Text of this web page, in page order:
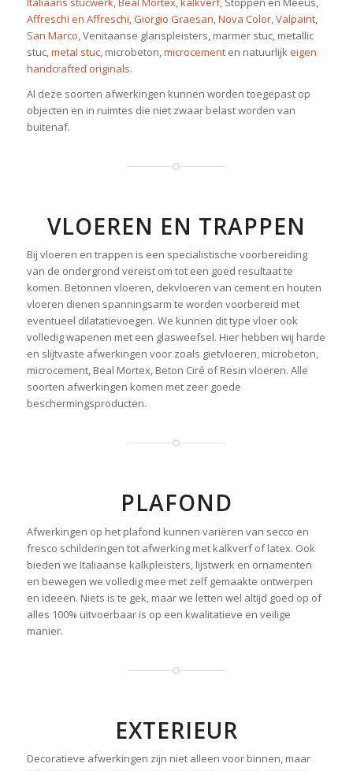
Affreschi en Affreschi,Giorgio Graesan,Nova Color,Valpaint,
San Marco, Venitaanse glanspleisters, marmer stuc, metallic
stuc,metal stuc, microbeton,microcementen natuurlijkeigen
handcrafted originals.
Al deze soorten afwerkingen kunnen worden toegepast op
objecten en in ruimtes die niet zwaar belast worden van
buitenaf.
VLOEREN EN TRAPPEN
Bij vloeren en trappen is een specialistische voorbereiding
van de ondergrond vereist om tot een goed resultaat te
komen. Betonnen vloeren, dekvloeren van cement en houten
vloeren dienen spanningsarm te worden voorbereid met
eventueel dilatatievoegen. We kunnen dit type vloer ook
volledig wapenen met een glasweefsel. Hier hebben wij harde
en slijtvaste afwerkingen voor zoals gietvloeren, microbeton,
microcement, Beal Mortex, Beton Ciré of Resin vloeren. Alle
soorten afwerkingen komen met zeer goede
beschermingsproducten.
PLAFOND
Afwerkingen op het plafond kunnen variëren van secco en
fresco schilderingen tot afwerking met kalkverf of latex. Ook
bieden we Italiaanse kalkpleisters, lijstwerk en ornamenten
en bewegen we volledig mee met zelf gemaakte ontwerpen
en ideeën. Niets is te gek, maar we letten wel altijd goed op of
alles 100% uitvoerbaar is op een kwalitatieve en veilige
manier.
EXTERIEUR
Decoratieve afwerkingen zijn niet alleen voor binnen, maar